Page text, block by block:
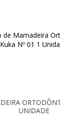
UNIDADE